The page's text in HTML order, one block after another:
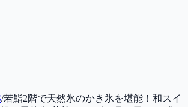
/若鮨2階で天然氷のかき氷を堪能！和スイ